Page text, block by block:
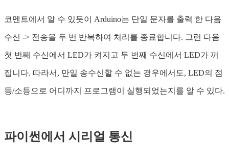
코멘트에서 알 수 있듯이 Arduino는 단일 문자를 출력 한 다음
수신 -> 전송을 두 번 반복하여 처리를 종료합니다. 그런 다음
첫 번째 수신에서 LED가 켜지고 두 번째 수신에서 LED가 꺼
집니다. 따라서, 만일 송수신할 수 없는 경우에서도, LED의 점
등/소등으로 어디까지 프로그램이 실행되었는지를 알 수 있다.
파이썬에서 시리얼 통신